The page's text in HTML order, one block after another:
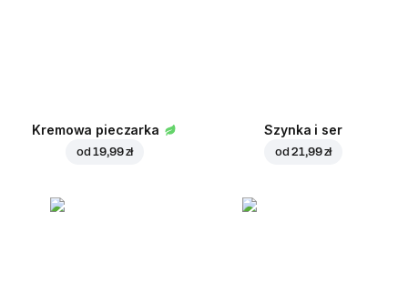
Kremowa pieczarka
od19,99 zł
Szynka i ser
od21,99 zł